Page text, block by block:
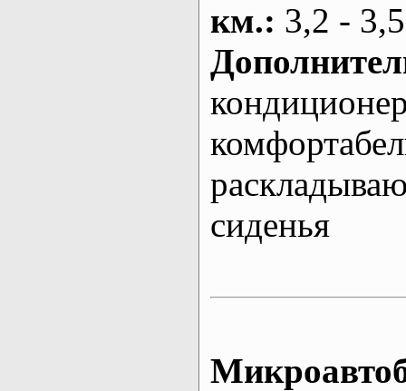
км.: 3,2 -
сиденья